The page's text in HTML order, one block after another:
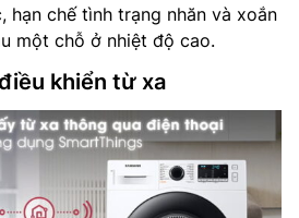
hạn chế tình trạng nhăn và xoắn
một chỗ ở nhiệt độ cao.
khiển từ xa